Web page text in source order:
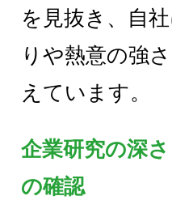
を見抜き、自
りや熱意の強
えています。
企業研究の深
の確認